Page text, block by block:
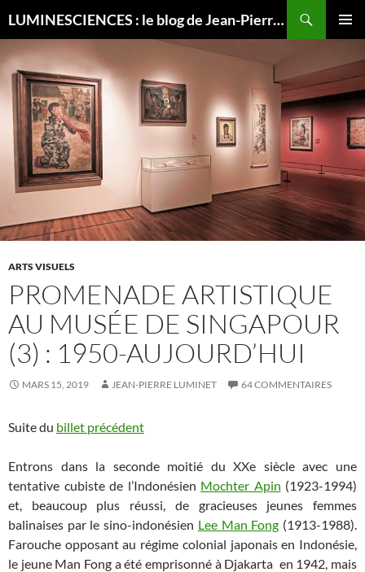
LUMINESCIENCES : le blog de Jean-Pierre LUMINET, astrophysicien
AU
CONTENU
ARTS VISUELS
PROMENADE ARTISTIQUE
AU MUSÉE DE SINGAPOUR
(3) : 1950-AUJOURD’HUI
MARS 15, 2019 JEAN-PIERRE LUMINET 64 COMMENTAIRES
Suite du billet précédent
Entrons dans la seconde moitié du XXe siècle avec une
tentative cubiste de l’Indonésien Mochter Apin (1923-1994)
et, beaucoup plus réussi, de gracieuses jeunes femmes
balinaises par le sino-indonésien Lee Man Fong (1913-1988).
Farouche opposant au régime colonial japonais en Indonésie,
le jeune Man Fong a été emprisonné à Djakarta en 1942, mais